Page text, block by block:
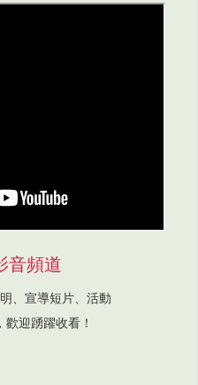
音頻道
、宣導短片、活動
迎踴躍收看！